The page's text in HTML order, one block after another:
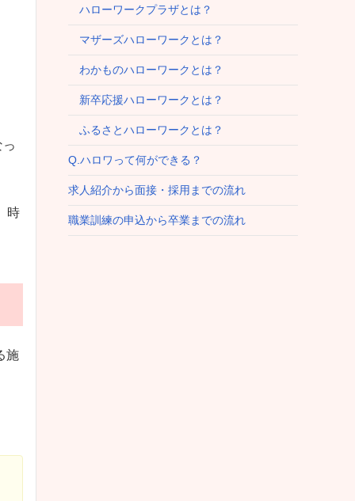
時
施
ハローワークプラザとは？
マザーズハローワークとは？
わかものハローワークとは？
新卒応援ハローワークとは？
ふるさとハローワークとは？
Q.ハロワって何ができる？
求人紹介から面接・採用までの流れ
職業訓練の申込から卒業までの流れ